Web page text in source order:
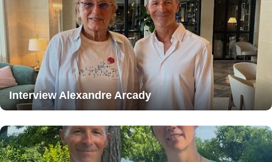
Interview Alexandre Arcady